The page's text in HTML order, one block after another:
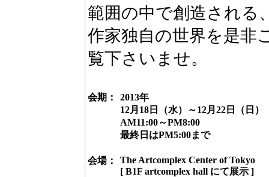
範囲の中で創造される
作家独自の世界を是非
覧下さいませ。
会期：
2013年
12月18日（水）～12月22日（日）
AM11:00～PM8:00
最終日はPM5:00まで
会場：
The Artcomplex Center of Tokyo
[ B1F artcomplex hall にて展示 ]